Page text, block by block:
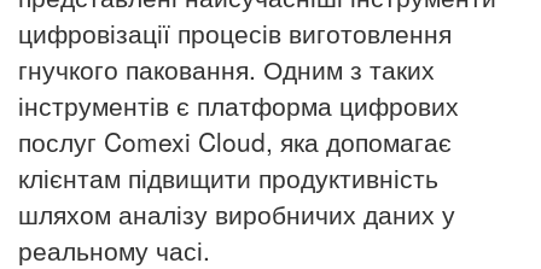
цифровізації процесів виготовлення
гнучкого паковання. Одним з таких
інструментів є платформа цифрових
послуг Comexi Cloud, яка допомагає
клієнтам підвищити продуктивність
шляхом аналізу виробничих даних у
реальному часі.